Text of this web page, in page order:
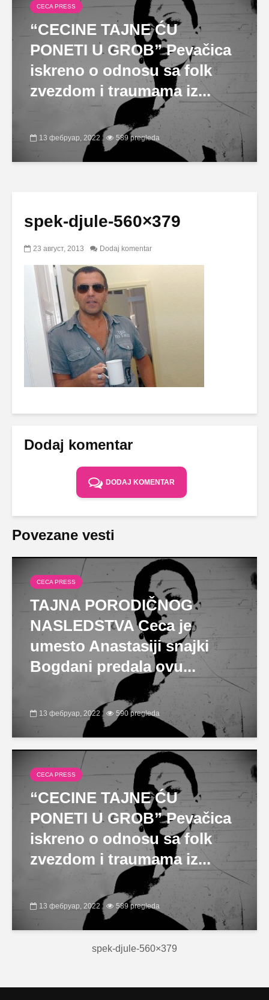
CECA PRESS
“CECINE TAJNE ĆU
PONETI U GROB” Pevačica
iskreno o odnosu sa folk
zvezdom i traumama iz...
13 фебруар, 2022 589 pregleda
spek-djule-560×379
23 август, 2013 Dodaj komentar
Dodaj komentar
DODAJ KOMENTAR
Povezane vesti
CECA PRESS
TAJNA PORODIČNOG
NASLEDSTVA Ceca je
umesto Anastasiji snajki
Bogdani predala ovu...
13 фебруар, 2022 590 pregleda
CECA PRESS
“CECINE TAJNE ĆU
PONETI U GROB” Pevačica
iskreno o odnosu sa folk
zvezdom i traumama iz...
13 фебруар, 2022 589 pregleda
spek-djule-560×379